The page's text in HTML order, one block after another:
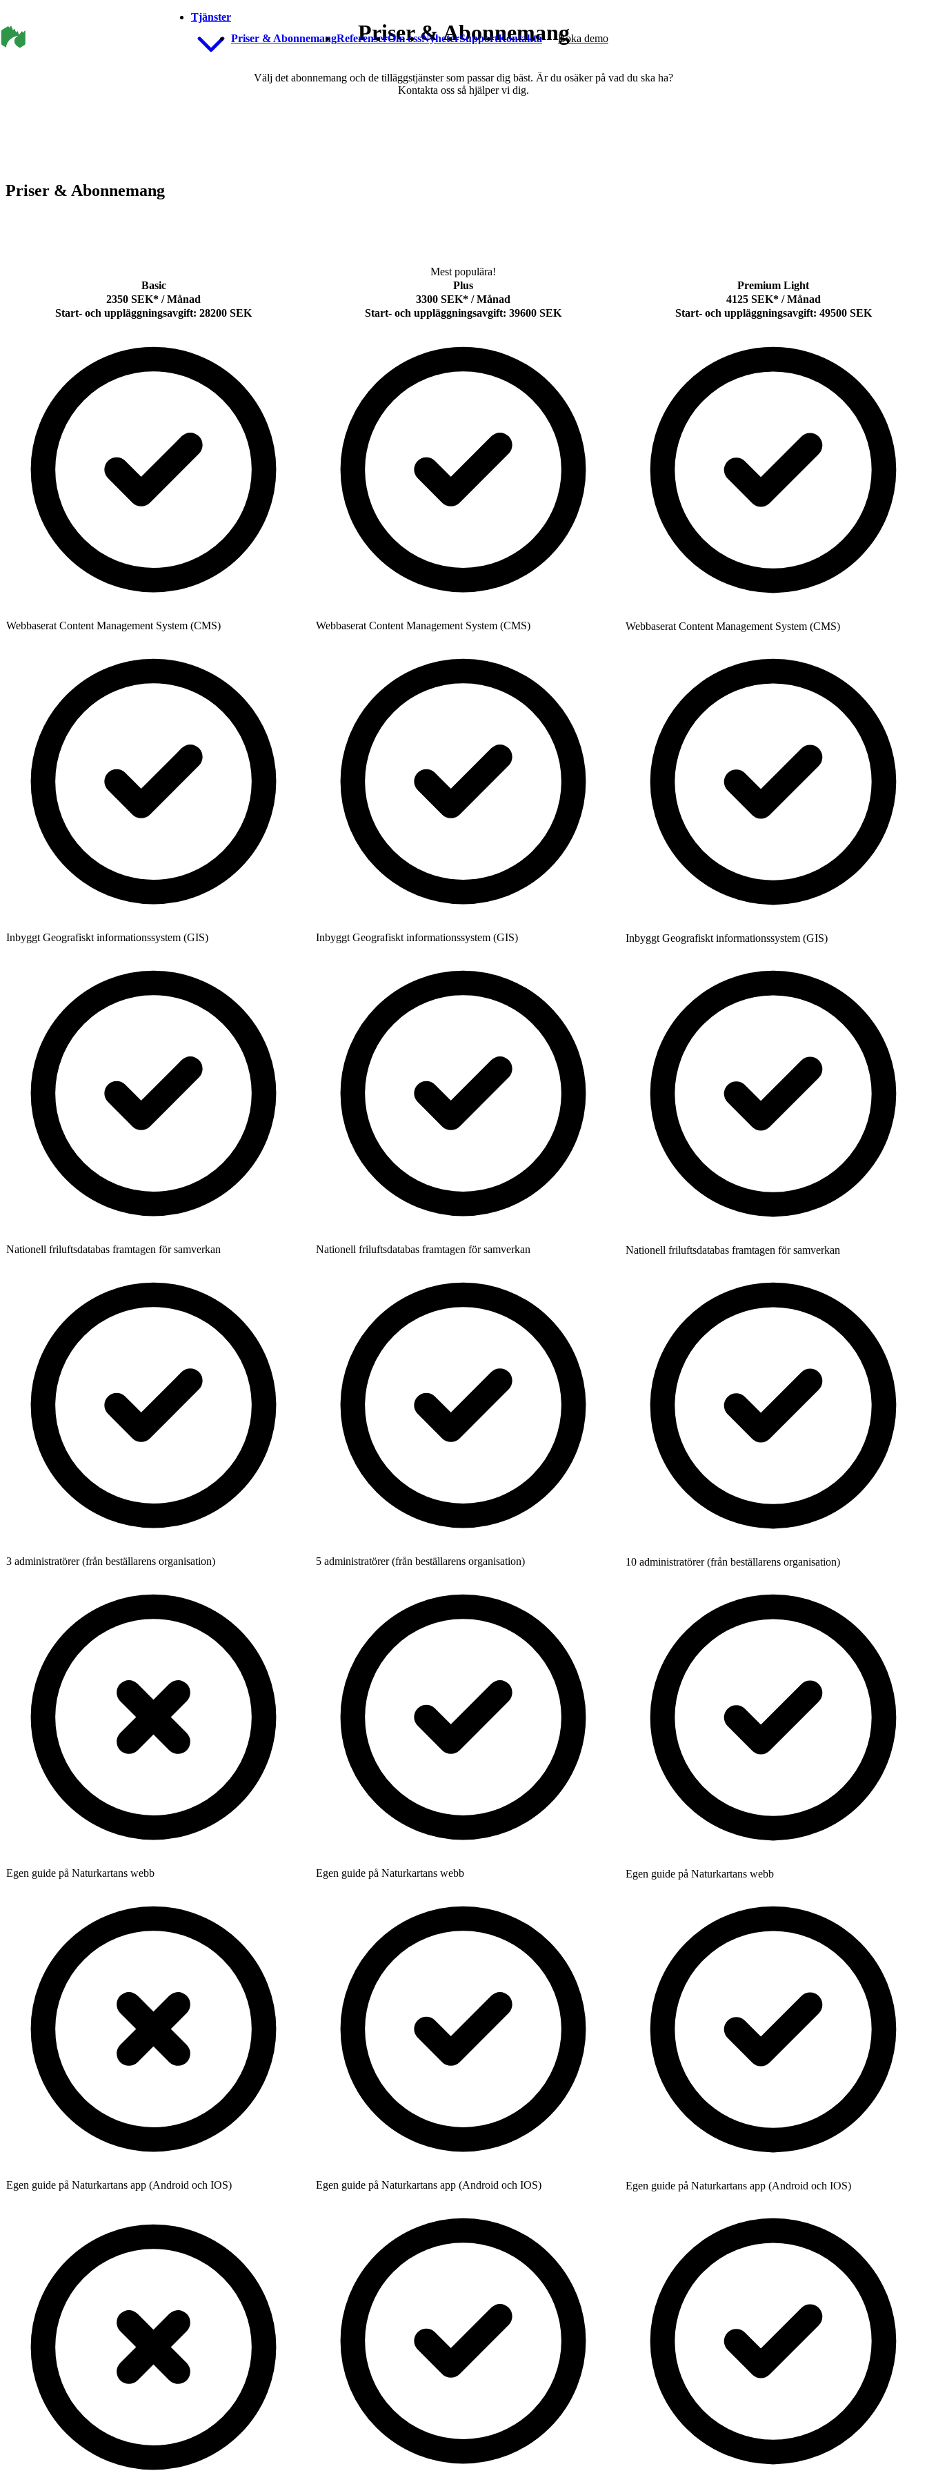
Tjänster
Priser & AbonnemangReferenserOm ossNyheterSupportKontakta Boka demo
Priser & Abonnemang
Välj det abonnemang och de tilläggstjänster som passar dig bäst. Är du osäker på vad du ska ha?
Kontakta oss så hjälper vi dig.
Priser & Abonnemang
Mest populära!
Basic
Plus
Premium Light
2350 SEK* /Månad 3300 SEK* /Månad 4125SEK* /Månad
Start- och uppläggningsavgift: 28200 SEK Start- och uppläggningsavgift: 39600 SEK Start- och uppläggningsavgift: 49500SEK
Webbaserat Content Management System (CMS) Webbaserat Content Management System (CMS) Webbaserat Content Management System (CMS)
Inbyggt Geografiskt informationssystem (GIS) Inbyggt Geografiskt informationssystem (GIS) Inbyggt Geografiskt informationssystem (GIS)
Nationell friluftsdatabas framtagen för samverkan Nationell friluftsdatabas framtagen för samverkan Nationell friluftsdatabas framtagen för samverkan
3 administratörer (från beställarens organisation) 5 administratörer (från beställarens organisation) 10 administratörer (från beställarens organisation)
Egen guide på Naturkartans webb Egen guide på Naturkartans webb Egen guide på Naturkartans webb
Egen guide på Naturkartans app (Android och IOS) Egen guide på Naturkartans app (Android och IOS) Egen guide på Naturkartans app (Android och IOS)